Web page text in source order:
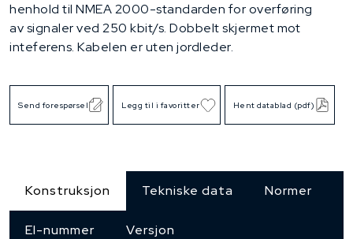
henhold til NMEA 2000-standarden for overføring
av signaler ved 250 kbit/s. Dobbelt skjermet mot
inteferens. Kabelen er uten jordleder.
Send forespørsel Legg til i favoritter Hent datablad (pdf)
Konstruksjon Tekniske data Normer
El-nummer Versjon